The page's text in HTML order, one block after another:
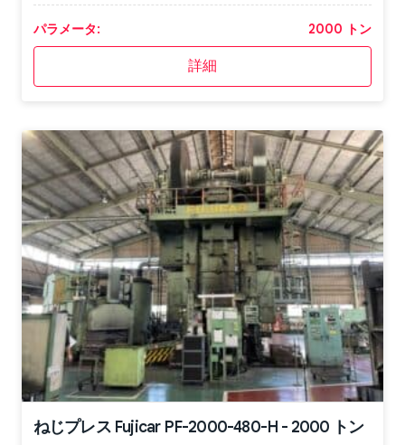
パラメータ: 2000 トン
詳細
ねじプレス Fujicar PF-2000-480-H - 2000 トン